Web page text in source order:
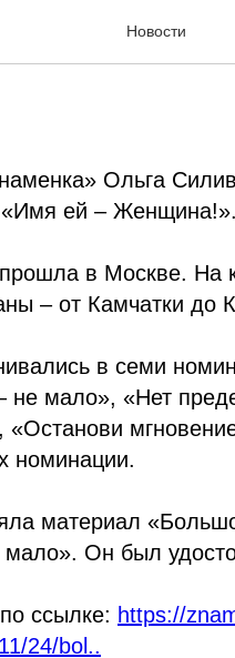
Новости
Ольга
«Имя ей – Женщина!».
в Москве. На
– от Камчатки до
в семи
мало», «Нет
номинации.
материал
Он был
ссылке: https://
24/bol..